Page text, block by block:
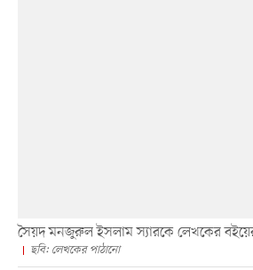
সৈয়দ মনজুরুল ইসলাম স্যারকে লেখকের
ছবি: লেখকের পাঠানো